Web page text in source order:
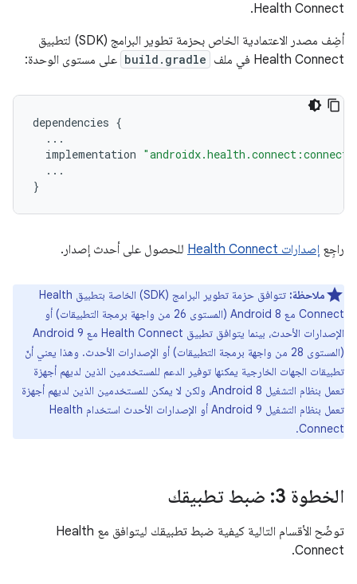
Health Connect.
أضِف مصدر الاعتمادية الخاص بحزمة تطوير البرامج (SDK) لتطبيق
Health Connect في ملف
build.gradle على مستوى الوحدة:
dependencies {
...
implementation
...
}
راجِع إصدارات Health Connect للحصول على أحدث إصدار.
ملاحظة:
تتوافق حزمة تطوير البرامج (SDK) الخاصة بتطبيق Health
Connect مع Android 8 (المستوى 26 من واجهة برمجة التطبيقات) أو
الإصدارات الأحدث، بينما يتوافق تطبيق Health Connect مع Android 9
(المستوى 28 من واجهة برمجة التطبيقات) أو الإصدارات الأحدث. وهذا يعني أنّ
تطبيقات الجهات الخارجية يمكنها توفير الدعم للمستخدمين الذين لديهم أجهزة
تعمل بنظام التشغيل Android 8، ولكن لا يمكن للمستخدمين الذين لديهم أجهزة
تعمل بنظام التشغيل Android 9 أو الإصدارات الأحدث استخدام Health
Connect.
الخطوة 3: ضبط تطبيقك
توضّح الأقسام التالية كيفية ضبط تطبيقك ليتوافق مع Health
Connect.